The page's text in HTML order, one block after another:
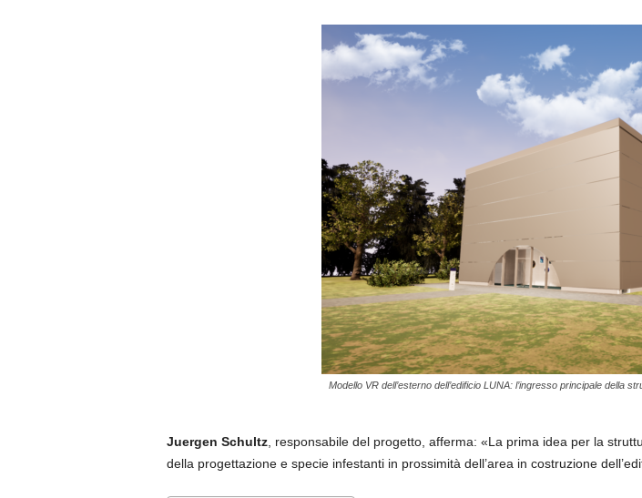
Modello VR dell’esterno dell’edificio LUNA: l’ingresso principale della
Juergen Schultz, responsabile del progetto, afferma: «La prima idea per la
della progettazione e specie infestanti in prossimità dell’area in costruzione